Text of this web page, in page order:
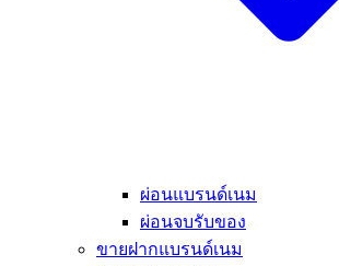
ผ่อนแบรนด์เนม
ผ่อนจบรับของ
ขายฝากแบรนด์เนม